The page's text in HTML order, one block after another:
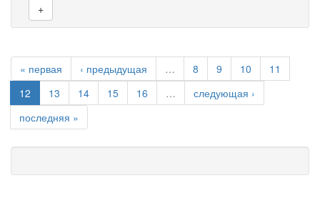
+
« первая ‹ предыдущая … 8 9 10
11
12
13 14 15 16 …
следующая ›
последняя »